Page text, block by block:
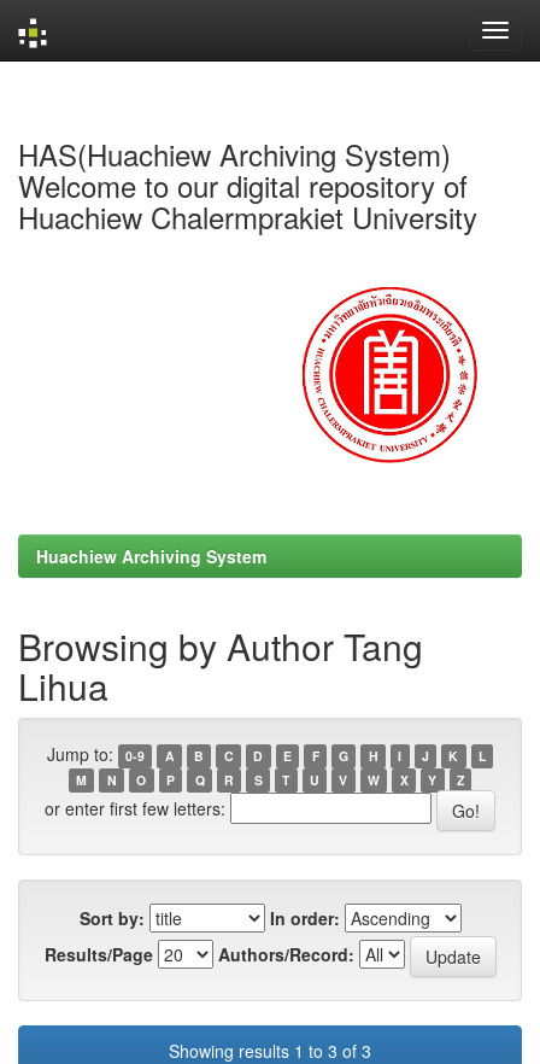
HAS(Huachiew Archiving System)
Welcome to our digital repository of
Huachiew Chalermprakiet University
Huachiew Archiving System
Browsing by Author Tang
Lihua
Jump to: 0-9 A B C D E F G H I J K
L
M
N O P Q R S T U V W X Y Z
or enter first few letters:
Sort by:
In order:
Results/Page
Authors/Record:
Showing results 1 to 3 of 3